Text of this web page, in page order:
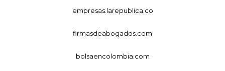
empresas.larepublica.co
firmasdeabogados.com
bolsaencolombia.com